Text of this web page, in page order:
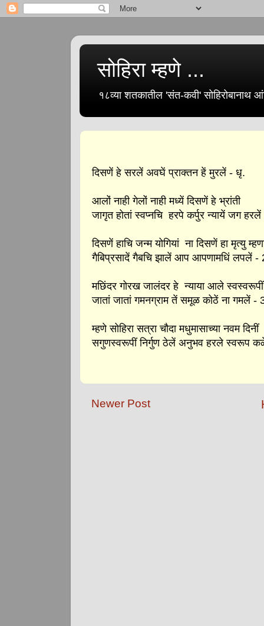
सोहिरा म्हणे ...
१८व्या शतकातील 'संत-कवी' सोहिरोबानाथ
दिसणें हे सरलें अवघें प्राक्तन हें मुरलें - धृ.
आलों नाही गेलों नाही मध्यें दिसणें हे भ्रांती
जागृत होतां स्वप्नचि हरपे कर्पुर न्यायें जग
दिसणें हाचि जन्म योगियां ना दिसणें हा मृत्यु
गैबिप्रसादें गैबचि झालें आप आपणामधिं लपलें -
मछिंदर गोरख जालंदर हे न्याया आले स्वस्वरूपीं
जातां जातां गमनग्राम तें समूळ कोठें ना गमलें -
म्हणे सोहिरा सत्रा चौदा मधुमासाच्या नवम दिनीं
सगुणस्वरूपीं निर्गुण ठेलें अनुभव हरले स्वरूप
Newer Post